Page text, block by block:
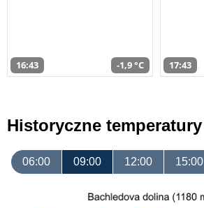
16:43 -1,9 °C 17:43
Historyczne temperatury
06:00 09:00 12:00 15:00